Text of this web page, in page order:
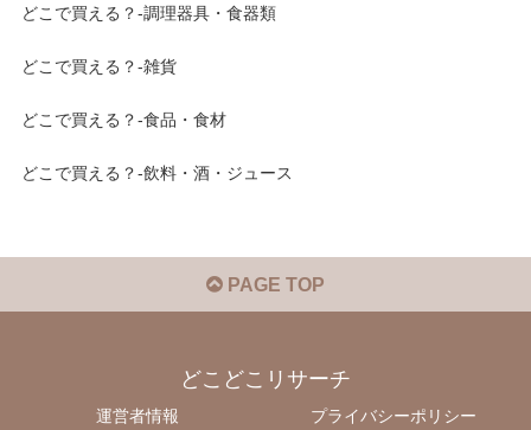
どこで買える？-調理器具・食器類
どこで買える？-雑貨
どこで買える？-食品・食材
どこで買える？-飲料・酒・ジュース
PAGE TOP
どこどこリサーチ
運営者情報 プライバシーポリシー